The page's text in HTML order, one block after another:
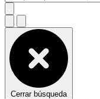
Cerrar búsqueda